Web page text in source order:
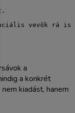
a
a konkrét
kiadást, hanem